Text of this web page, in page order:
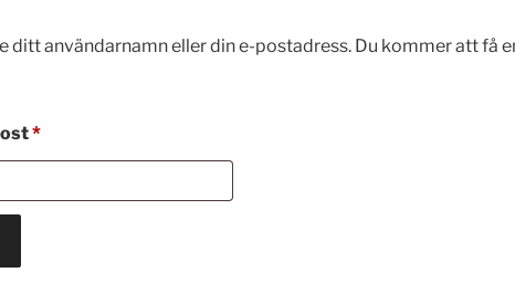
ditt användarnamn eller din e-postadress. Du kommer att få
*Obligatoriskt